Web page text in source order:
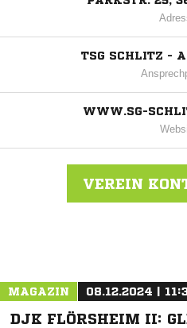
TSG SCHLITZ -
WWW.SG-
VEREIN
MAGAZIN 08.12.2024 |
DJK FLÖRSHEIM II: